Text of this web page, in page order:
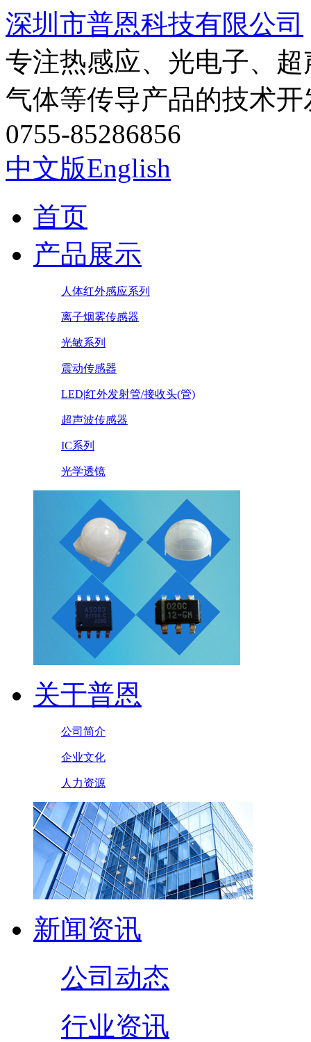
深圳市普恩科技有限公司
专注热感应、光电子、
气体等传导产品的技术
0755-85286856
中文版English
首页
产品展示
人体红外感应系列
离子烟雾传感器
光敏系列
震动传感器
LED|红外发射管/接收头(管)
超声波传感器
IC系列
光学透镜
关于普恩
公司简介
企业文化
人力资源
新闻资讯
公司动态
行业资讯